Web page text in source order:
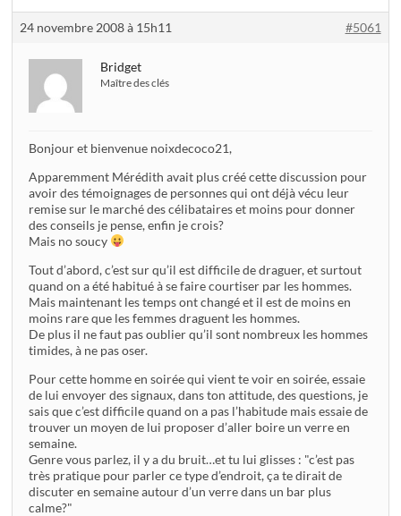
24 novembre 2008 à 15h11 #5061
Bridget
Maître des clés
Bonjour et bienvenue noixdecoco21,
Apparemment Mérédith avait plus créé cette discussion pour
avoir des témoignages de personnes qui ont déjà vécu leur
remise sur le marché des célibataires et moins pour donner
des conseils je pense, enfin je crois?
Mais no soucy
Tout d’abord, c’est sur qu’il est difficile de draguer, et surtout
quand on a été habitué à se faire courtiser par les hommes.
Mais maintenant les temps ont changé et il est de moins en
moins rare que les femmes draguent les hommes.
De plus il ne faut pas oublier qu’il sont nombreux les hommes
timides, à ne pas oser.
Pour cette homme en soirée qui vient te voir en soirée, essaie
de lui envoyer des signaux, dans ton attitude, des questions, je
sais que c’est difficile quand on a pas l’habitude mais essaie de
trouver un moyen de lui proposer d’aller boire un verre en
semaine.
Genre vous parlez, il y a du bruit…et tu lui glisses : "c’est pas
très pratique pour parler ce type d’endroit, ça te dirait de
discuter en semaine autour d’un verre dans un bar plus
calme?"